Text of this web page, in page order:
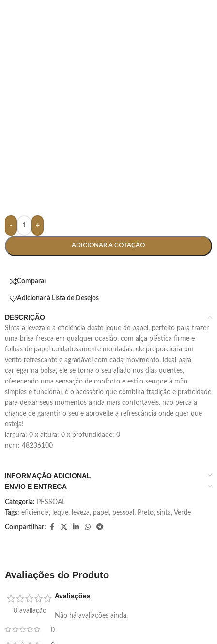
- +
ADICIONAR A COTAÇÃO
Comparar
Adicionar à Lista de Desejos
DESCRIÇÃO
sinta a leveza e a eficiência deste leque de papel, perfeito para trazer
uma brisa fresca em qualquer ocasião. com alça plástica firme e
folhas de papel cuidadosamente montadas, ele proporciona um
vento refrescante e agradável com cada movimento. ideal para
carregar na bolsa, ele se torna o seu aliado nos dias quentes,
oferecendo uma sensação de conforto e estilo sempre à mão.
simples e funcional, é o acessório que combina tradição e praticidade
para deixar seus momentos ainda mais confortáveis. não perca a
chance de garantir o seu e aproveite a refrescância onde quer que
esteja!
largura: 0 x altura: 0 x profundidade: 0
ncm: 48236100
INFORMAÇÃO ADICIONAL
ENVIO E ENTREGA
Categoria: PESSOAL
Tags: eficiencia, leque, leveza, papel , pessoal , Preto, sinta, Verde
Compartilhar:
Avaliações do Produto
0 avaliação
0
Avaliações
Não há avaliações ainda.